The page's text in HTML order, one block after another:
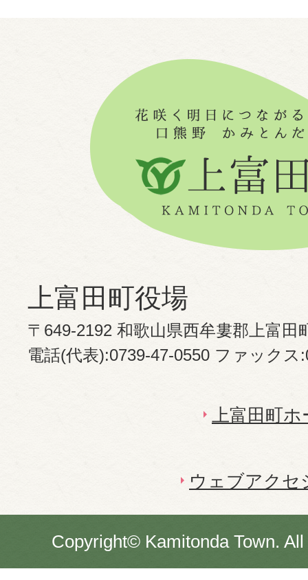
上富田町役場
〒649-2192 和歌山県西牟婁郡上富田
電話(代表):0739-47-0550 ファックス
上富田町
ウェブアクセ
Copyright© Kamitonda Town.